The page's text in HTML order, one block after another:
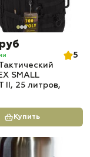
5
SMALL
II, 25 литров,
Купить